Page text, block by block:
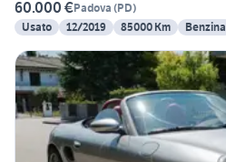
60.000 €Padova (PD)
Usato
12/2019 85000 Km Benzina